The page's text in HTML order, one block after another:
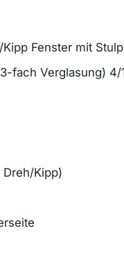
Fenster mit
fach Verglasung) 4/
Kipp)